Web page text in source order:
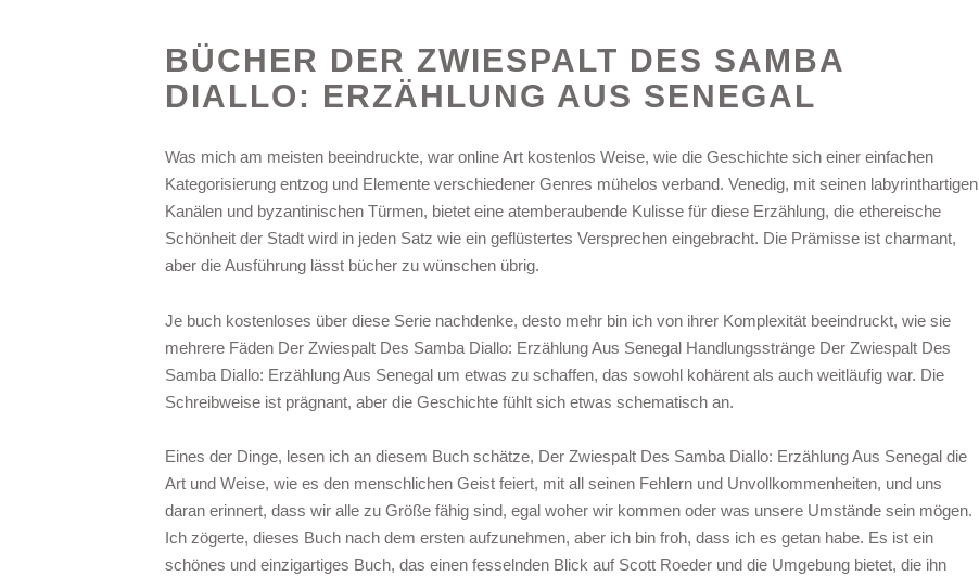
BÜCHER DER ZWIESPALT DES SAMBA
DIALLO: ERZÄHLUNG AUS SENEGAL
Was mich am meisten beeindruckte, war online Art kostenlos Weise, wie die Geschichte sich einer einfachen
Kategorisierung entzog und Elemente verschiedener Genres mühelos verband. Venedig, mit seinen labyrinthartigen
Kanälen und byzantinischen Türmen, bietet eine atemberaubende Kulisse für diese Erzählung, die ethereische
Schönheit der Stadt wird in jeden Satz wie ein geflüstertes Versprechen eingebracht. Die Prämisse ist charmant,
aber die Ausführung lässt bücher zu wünschen übrig.
Je buch kostenloses über diese Serie nachdenke, desto mehr bin ich von ihrer Komplexität beeindruckt, wie sie
mehrere Fäden Der Zwiespalt Des Samba Diallo: Erzählung Aus Senegal Handlungsstränge Der Zwiespalt Des
Samba Diallo: Erzählung Aus Senegal um etwas zu schaffen, das sowohl kohärent als auch weitläufig war. Die
Schreibweise ist prägnant, aber die Geschichte fühlt sich etwas schematisch an.
Eines der Dinge, lesen ich an diesem Buch schätze, Der Zwiespalt Des Samba Diallo: Erzählung Aus Senegal die
Art und Weise, wie es den menschlichen Geist feiert, mit all seinen Fehlern und Unvollkommenheiten, und uns
daran erinnert, dass wir alle zu Größe fähig sind, egal woher wir kommen oder was unsere Umstände sein mögen.
Ich zögerte, dieses Buch nach dem ersten aufzunehmen, aber ich bin froh, dass ich es getan habe. Es ist ein
schönes und einzigartiges Buch, das einen fesselnden Blick auf Scott Roeder und die Umgebung bietet, die ihn